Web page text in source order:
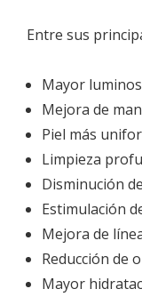
Entre sus
Mayor
Mejora de
Piel más
Limpieza
Disminución
Estimulación
Mejora de
Reducción de
Mayor